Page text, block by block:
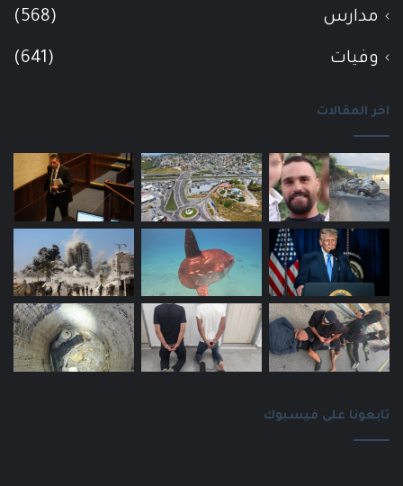
مدارس (568)
وفيات (641)
اخر المقالات
تابعونا على فيسبوك